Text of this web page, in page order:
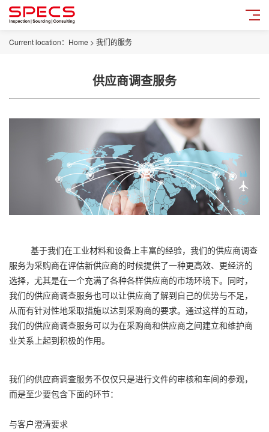
Current location： Home > 我们的服务
供应商调查服务
基于我们在工业材料和设备上丰富的经验，我们的供应商调查
服务为采购商在评估新供应商的时候提供了一种更高效、更经济的
选择，尤其是在一个充满了各种各样供应商的市场环境下。同时，
我们的供应商调查服务也可以让供应商了解到自己的优势与不足，
从而有针对性地采取措施以达到采购商的要求。通过这样的互动，
我们的供应商调查服务可以为在采购商和供应商之间建立和维护商
业关系上起到积极的作用。
我们的供应商调查服务不仅仅只是进行文件的审核和车间的参观，
而是至少要包含下面的环节：
与客户澄清要求